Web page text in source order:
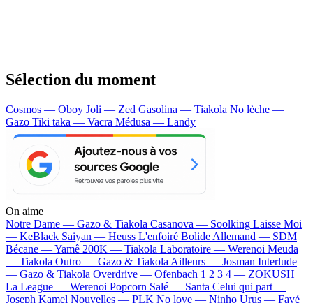
Sélection du moment
Cosmos — Oboy Joli — Zed Gasolina — Tiakola No lèche —
Gazo Tiki taka — Vacra Médusa — Landy
On aime
Notre Dame — Gazo & Tiakola Casanova — Soolking Laisse Moi
— KeBlack Saiyan — Heuss L'enfoiré Bolide Allemand — SDM
Bécane —Yamê 200K — Tiakola Laboratoire — Werenoi Meuda
— Tiakola Outro — Gazo & Tiakola Ailleurs — Josman Interlude
— Gazo & Tiakola Overdrive — Ofenbach 1 2 3 4 — ZOKUSH
La League — Werenoi Popcorn Salé — Santa Celui qui part —
Joseph Kamel Nouvelles — PLK No love — Ninho Urus — Favé